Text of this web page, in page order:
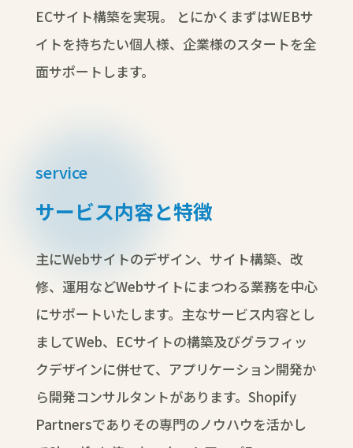
ECサイト構築を実現。
とにかくまずはWEBサ
イトを持ちたい個人様、企業様のスタートを全
面サポートします。
service
サービス内容と特徴
主にWebサイトのデザイン、サイト構築、改
修、運用などWebサイトにまつわる業務を中心
にサポートいたします。主なサービス内容とし
ましてWeb、ECサイトの構築及びグラフィッ
クデザインに併せて、アプリケーション開発か
ら開発コンサルタントがあります。Shopify
Partnersでありその専門のノウハウを活かし